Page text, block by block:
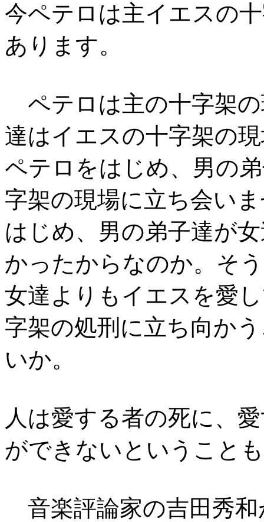
今ペテロは主イエスの
あります。
ペテロは主の十字架
達はイエスの十字架の
ペテロをはじめ、男の
字架の現場に立ち会い
はじめ、男の弟子達が
かったからなのか。そ
女達よりもイエスを愛
字架の処刑に立ち向か
いか。
人は愛する者の死に、
ができないということ
音楽評論家の吉田秀